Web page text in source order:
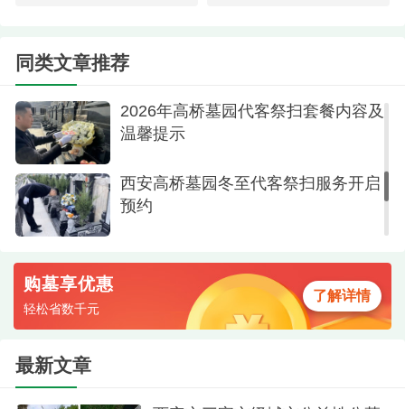
同类文章推荐（附加 西安墓园名称+地址 ）
2026年高桥墓园代客祭扫套餐内容及
温馨提示
西安高桥墓园冬至代客祭扫服务开启
预约
购墓享优惠
轻松省数千元
了解详情
最新文章